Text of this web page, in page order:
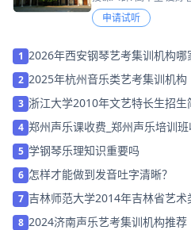
申请试听
1 2026年西安钢琴艺考集训机构哪
2 2025年杭州音乐类艺考集训机构
3 浙江大学2010年文艺特长生招生
4 郑州声乐课收费_郑州声乐培训班
5 学钢琴乐理知识重要吗
6 怎样才能做到发音吐字清晰？
7 吉林师范大学2014年吉林省艺
8 2024济南声乐艺考集训机构推荐